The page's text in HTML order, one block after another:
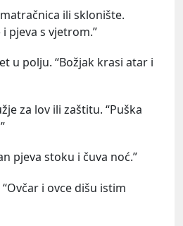
ili sklonište.
pjeva s vjetrom.”
u polju. “Božjak krasi atar i
za lov ili zaštitu. “Puška
pjeva stoku i čuva noć.”
i ovce dišu istim